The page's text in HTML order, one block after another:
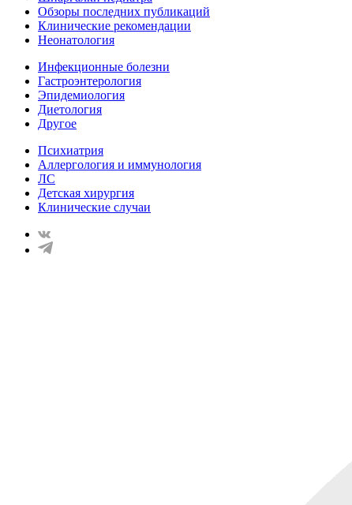
Обзоры последних публикаций
Клинические рекомендации
Неонатология
Инфекционные болезни
Гастроэнтерология
Эпидемиология
Диетология
Другое
Психиатрия
Аллергология и иммунология
ЛС
Детская хирургия
Клинические случаи